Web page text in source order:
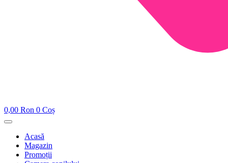
0,00 Ron 0 Coș
Acasă
Magazin
Promoții